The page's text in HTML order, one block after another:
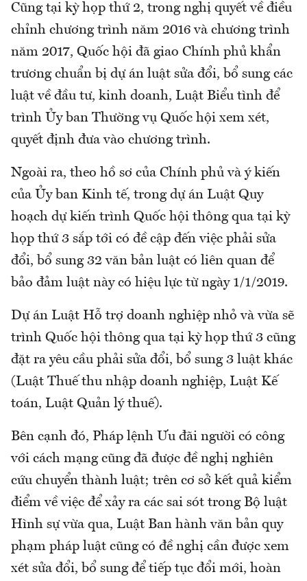
Cũng tại kỳ họp thứ 2, trong nghị quyết về điều
chỉnh chương trình năm 2016 và chương trình
năm 2017, Quốc hội đã giao Chính phủ khẩn
trương chuẩn bị dự án luật sửa đổi, bổ sung các
luật về đầu tư, kinh doanh, Luật Biểu tình để
trình Ủy ban Thường vụ Quốc hội xem xét,
quyết định đưa vào chương trình.
Ngoài ra, theo hồ sơ của Chính phủ và ý kiến
của Ủy ban Kinh tế, trong dự án Luật Quy
hoạch dự kiến trình Quốc hội thông qua tại kỳ
họp thứ 3 sắp tới có đề cập đến việc phải sửa
đổi, bổ sung 32 văn bản luật có liên quan để
bảo đảm luật này có hiệu lực từ ngày 1/1/2019.
Dự án Luật Hỗ trợ doanh nghiệp nhỏ và vừa sẽ
trình Quốc hội thông qua tại kỳ họp thứ 3 cũng
đặt ra yêu cầu phải sửa đổi, bổ sung 3 luật khác
(Luật Thuế thu nhập doanh nghiệp, Luật Kế
toán, Luật Quản lý thuế).
Bên cạnh đó, Pháp lệnh Ưu đãi người có công
với cách mạng cũng đã được đề nghị nghiên
cứu chuyển thành luật; trên cơ sở kết quả kiểm
điểm về việc để xảy ra các sai sót trong Bộ luật
Hình sự vừa qua, Luật Ban hành văn bản quy
phạm pháp luật cũng có đề nghị cần được xem
xét sửa đổi, bổ sung để tiếp tục đổi mới, hoàn